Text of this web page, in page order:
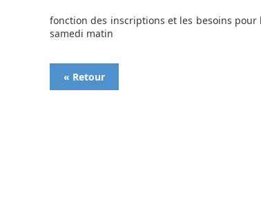
fonction des inscriptions et les besoins
samedi matin
« Retour